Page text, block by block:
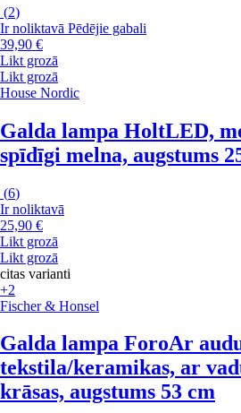
(2)
Ir noliktavā Pēdējie gabali
39,90 €
Likt grozā
Likt grozā
House Nordic
Galda lampa HoltLED,
spīdīgi melna, augstums
(6)
Ir noliktavā
25,90 €
Likt grozā
Likt grozā
citas varianti
+2
Fischer & Honsel
Galda lampa ForoAr
tekstila/keramikas, ar
krāsas, augstums 53 cm